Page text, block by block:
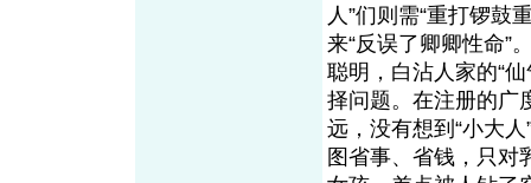
人”们则需“重打锣鼓
来“反误了卿卿性命”
聪明，白沾人家的“
择问题。在注册的广
远，没有想到“小大
图省事、省钱，只对